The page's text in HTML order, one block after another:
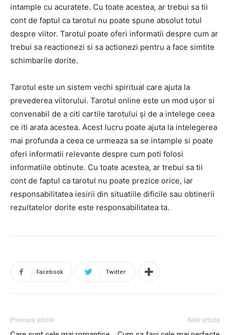
intample cu acuratete. Cu toate acestea, ar trebui sa tii
cont de faptul ca tarotul nu poate spune absolut totul
despre viitor. Tarotul poate oferi informatii despre cum ar
trebui sa reactionezi si sa actionezi pentru a face simtite
schimbarile dorite.
Tarotul este un sistem vechi spiritual care ajuta la
prevederea viitorului. Tarotul online este un mod ușor si
convenabil de a citi cartile tarotului și de a intelege ceea
ce iti arata acestea. Acest lucru poate ajuta la intelegerea
mai profunda a ceea ce urmeaza sa se intample si poate
oferi informatii relevante despre cum poti folosi
informatiile obtinute. Cu toate acestea, ar trebui sa tii
cont de faptul ca tarotul nu poate prezice orice, iar
responsabilitatea iesirii din situatiile dificile sau obtinerii
rezultatelor dorite este responsabilitatea ta.
Facebook Twitter
Previous article Next article